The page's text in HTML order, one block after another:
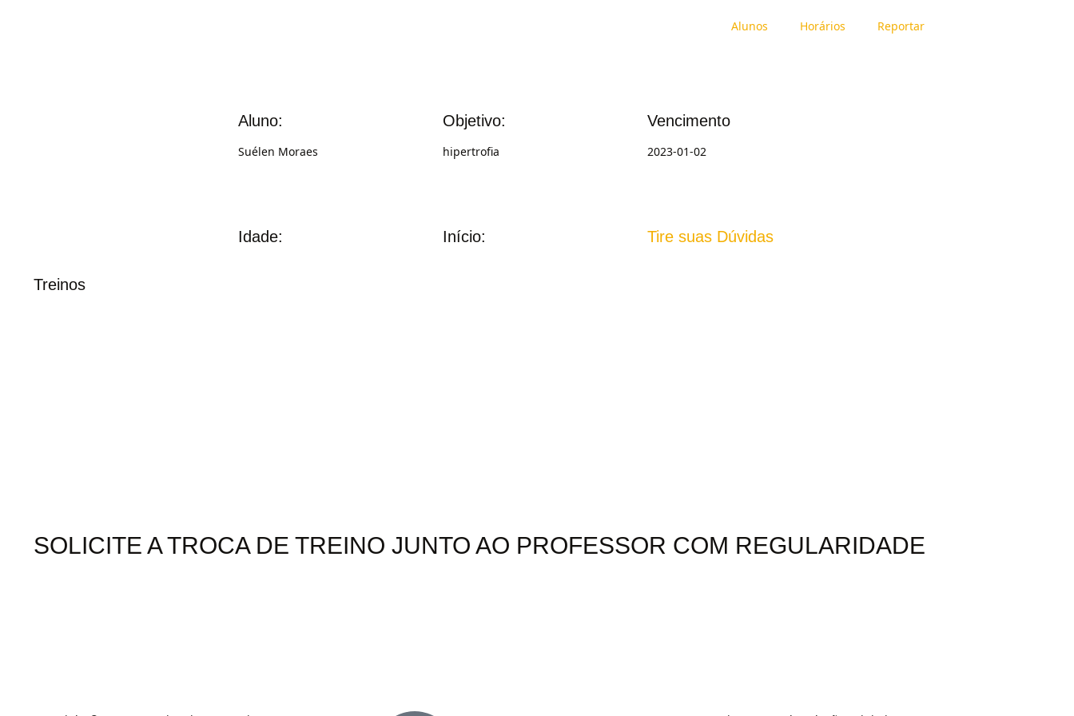
Alunos Horários Reportar
Aluno:
Suélen Moraes
Idade:
Objetivo:
hipertrofia
Início:
Vencimento
2023-01-02
Tire suas Dúvidas
Treinos
SOLICITE A TROCA DE TREINO JUNTO AO PROFESSOR COM REGULARIDADE